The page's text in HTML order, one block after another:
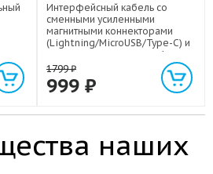
Интерфейсный кабель со
сменными усиленными
магнитными коннекторами
(Lightning/MicroUSB/Type-C) и
световым индикатором 1м
1799₽
999 ₽
наших